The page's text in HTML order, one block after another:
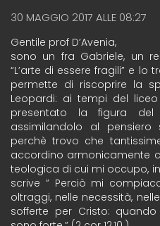
30 MAGGIO 2017 ALLE 08:27
Gentile prof D’Avenia,
sono un fra Gabriele, un
“L’arte di essere fragili” e
permette di riscoprire la
Leopardi: ai tempi del
presentato la figura
assimilandolo al pensiero
perchè trovo che
accordino armonicamente
teologica di cui mi occupo,
scrive ” Perciò mi
oltraggi, nelle necessità,
sofferte per Cristo: